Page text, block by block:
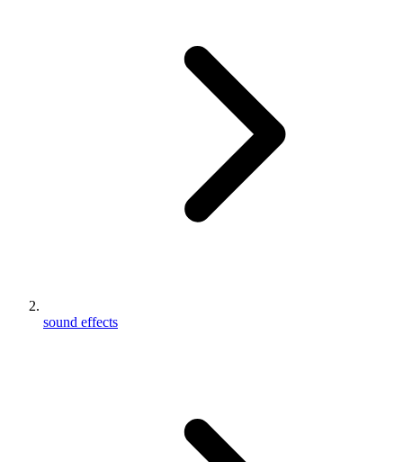
sound effects